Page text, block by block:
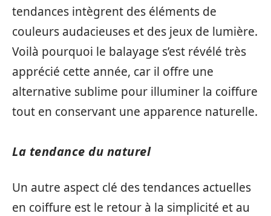
tendances intègrent des éléments de
couleurs audacieuses et des jeux de lumière.
Voilà pourquoi le balayage s’est révélé très
apprécié cette année, car il offre une
alternative sublime pour illuminer la coiffure
tout en conservant une apparence naturelle.
La tendance du naturel
Un autre aspect clé des tendances actuelles
en coiffure est le retour à la simplicité et au